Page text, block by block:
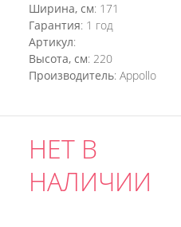
Ширина, см: 171
Гарантия: 1 год
Артикул:
Высота, см: 220
Производитель: Appollo
НЕТ В
НАЛИЧИИ